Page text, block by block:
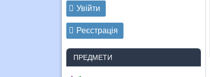
Увійти
Реєстрація
ПРЕДМЕТИ